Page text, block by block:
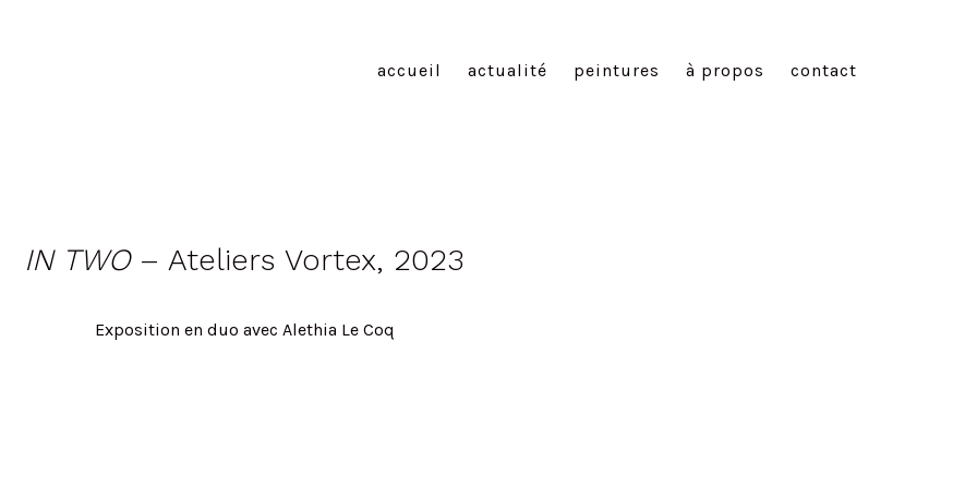
accueil actualité peintures à propos contact
IN TWO– Ateliers Vortex, 2023
Exposition en duo avec Alethia Le Coq